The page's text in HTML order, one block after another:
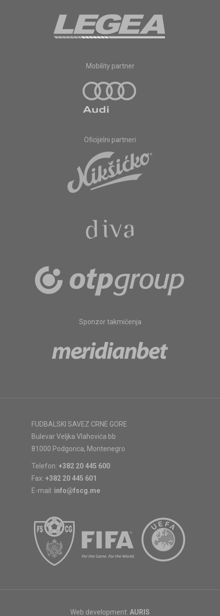
Mobility partner
Oficijelni partneri
Sponzor takmičenja
FUDBALSKI SAVEZ CRNE GORE
Bulevar Veljka Vlahovića bb
81000 Podgorica, Montenegro
Telefon: +382 20 445 600
Fax: +382 20 445 601
E-mail: info@fscg.me
Web development: AURIS